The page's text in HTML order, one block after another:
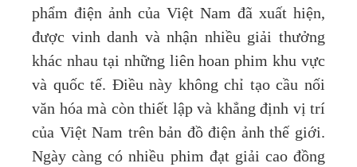
phẩm điện ảnh của Việt Nam đã xuất hiện,
được vinh danh và nhận nhiều giải thưởng
khác nhau tại những liên hoan phim khu vực
và quốc tế. Điều này không chỉ tạo cầu nối
văn hóa mà còn thiết lập và khẳng định vị trí
của Việt Nam trên bản đồ điện ảnh thế giới.
Ngày càng có nhiều phim đạt giải cao đồng